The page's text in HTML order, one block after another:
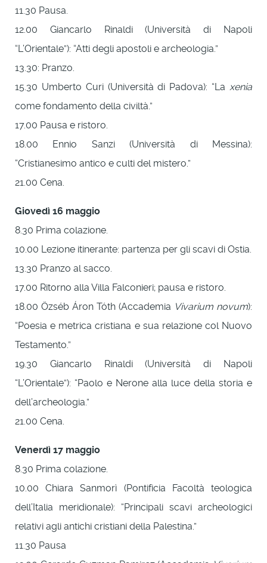
11.30 Pausa.
12.00 Giancarlo Rinaldi (Università di Napoli
“L’Orientale”): “Atti degli apostoli e archeologia.”
13.30: Pranzo.
15.30 Umberto Curi (Università di Padova): “La xenia
come fondamento della civiltà.”
17.00 Pausa e ristoro.
18.00 Ennio Sanzi (Università di Messina):
“Cristianesimo antico e culti del mistero.”
21.00 Cena.
Giovedì 16 maggio
8.30 Prima colazione.
10.00 Lezione itinerante: partenza per gli scavi di Ostia.
13.30 Pranzo al sacco.
17.00 Ritorno alla Villa Falconieri; pausa e ristoro.
18.00 Özséb Áron Tóth (Accademia Vivarium novum):
“Poesia e metrica cristiana e sua relazione col Nuovo
Testamento.”
19.30 Giancarlo Rinaldi (Università di Napoli
“L’Orientale”): “Paolo e Nerone alla luce della storia e
dell’archeologia.”
21.00 Cena.
Venerdì 17 maggio
8.30 Prima colazione.
10.00 Chiara Sanmorì (Pontificia Facoltà teologica
dell’Italia meridionale): “Principali scavi archeologici
relativi agli antichi cristiani della Palestina.”
11.30 Pausa